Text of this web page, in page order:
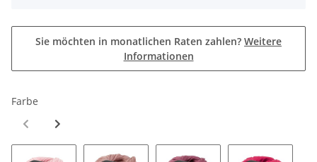
Sie möchten in monatlichen Raten zahlen? Weitere
Informationen
Farbe